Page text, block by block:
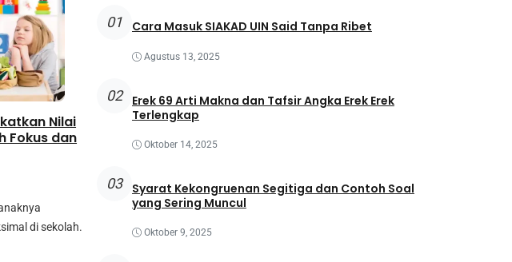
Nilai
Fokus dan
di sekolah.
01 Cara Masuk SIAKAD UIN Said Tanpa Ribet
Agustus 13, 2025
02
Erek 69 Arti Makna dan Tafsir Angka Erek Erek
Terlengkap
Oktober 14, 2025
03
Syarat Kekongruenan Segitiga dan Contoh Soal
yang Sering Muncul
Oktober 9, 2025